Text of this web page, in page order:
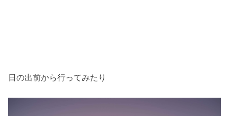
日の出前から行ってみたり